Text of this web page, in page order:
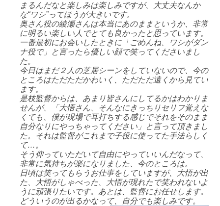
まるんだなと楽しみは楽しみですが、大丈夫なんか
な“ワシ”ってほうが大きいです。
奥さん役の綾瀬さんは本当にあのままというか、非常
に明るい楽しい人でとても良かったと思っています。
一番最初にお会いしたときに「ごめんね、ワシがダン
ナ役で」と言ったら優しい顔で笑ってくださいまし
た。
今日はまだ２人の芝居シーンをしていないので、今の
ところはただただかわいく、ただただ遠くから見てい
ます。
是枝監督からは、あまり皆さんにしてるかはわかりま
せんが、「大悟さん、そんなにきっちりセリフ覚えな
くても、僕が現場で耳打ちする感じでそれをそのまま
自分なりにやっちゃってください」と言って頂きまし
た。それは監督がこれまで子役に使ってた手法らしく
て…。
そう仰っていただいて自由にやっていいんだなって、
非常に気持ちが楽になりました、今のところは。
日頃は笑ってもらうお仕事をしていますが、大悟が出
た、大悟がしゃべった、大悟が現れたで笑われないよ
うに頑張りたいです。あとは、監督にお任せします。
どういうのが出るかなって、自分でも楽しみです。